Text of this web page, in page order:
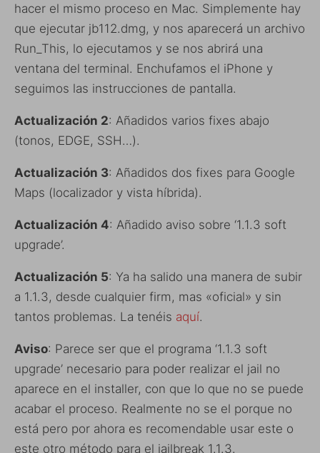
hacer el mismo proceso en Mac. Simplemente hay
que ejecutar jb112.dmg, y nos aparecerá un archivo
Run_This, lo ejecutamos y se nos abrirá una
ventana del terminal. Enchufamos el iPhone y
seguimos las instrucciones de pantalla.
Actualización 2: Añadidos varios fixes abajo
(tonos, EDGE, SSH…).
Actualización 3: Añadidos dos fixes para Google
Maps (localizador y vista híbrida).
Actualización 4: Añadido aviso sobre ‘1.1.3 soft
upgrade’.
Actualización 5: Ya ha salido una manera de subir
a 1.1.3, desde cualquier firm, mas «oficial» y sin
tantos problemas. La tenéis aquí.
Aviso: Parece ser que el programa ‘1.1.3 soft
upgrade’ necesario para poder realizar el jail no
aparece en el installer, con que lo que no se puede
acabar el proceso. Realmente no se el porque no
está pero por ahora es recomendable usar este o
este otro método para el jailbreak 1.1.3.